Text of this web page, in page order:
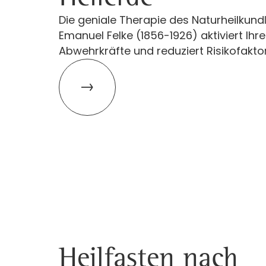
Die geniale Therapie des
Emanuel Felke (1856-1926) aktiviert Ihre
Abwehrkräfte und reduziert
Heilfasten nach